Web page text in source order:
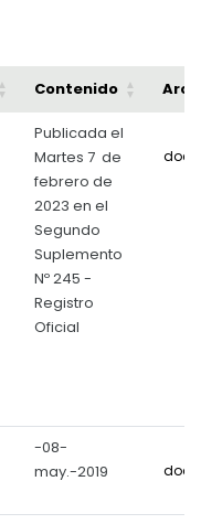
Contenido
Publicada el
Martes 7 de
febrero de
2023 en el
Segundo
Suplemento
Nº 245 -
Registro
Oficial
-08-
may.-2019